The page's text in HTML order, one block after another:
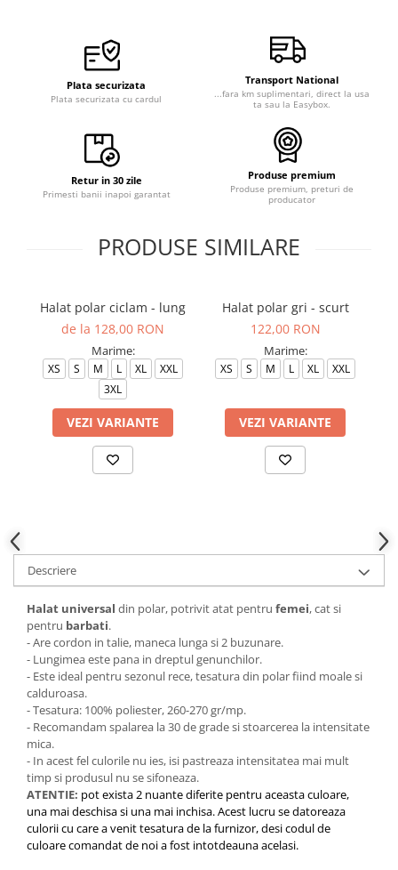
Plata securizata
Plata securizata cu cardul
Transport National
...fara km suplimentari, direct la usa
ta sau la Easybox.
Retur in 30 zile
Primesti banii inapoi garantat
Produse premium
Produse premium, preturi de
producator
PRODUSE SIMILARE
Halat polar ciclam - lung
de la 128,00 RON
Marime:
XS S M L XL
XXL
3XL
VEZI VARIANTE
Halat polar gri - scurt
122,00 RON
Marime:
XS S M L XL XXL
VEZI VARIANTE
Descriere
Halat universal din polar, potrivit atat pentru femei, cat si
pentru barbati.
- Are cordon in talie, maneca lunga si 2 buzunare.
- Lungimea este pana in dreptul genunchilor.
- Este ideal pentru sezonul rece, tesatura din polar fiind moale si
calduroasa.
- Tesatura: 100% poliester, 260-270 gr/mp.
- Recomandam spalarea la 30 de grade si stoarcerea la intensitate
mica.
- In acest fel culorile nu ies, isi pastreaza intensitatea mai mult
timp si produsul nu se sifoneaza.
ATENTIE: pot exista 2 nuante diferite pentru aceasta culoare,
una mai deschisa si una mai inchisa. Acest lucru se datoreaza
culorii cu care a venit tesatura de la furnizor, desi codul de
culoare comandat de noi a fost intotdeauna acelasi.